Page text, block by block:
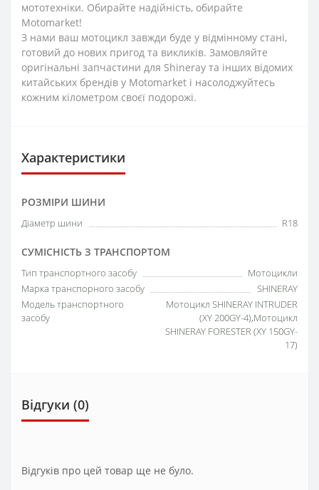
мототехніки. Обирайте надійність, обирайте
Motomarket!
З нами ваш мотоцикл завжди буде у відмінному стані,
готовий до нових пригод та викликів. Замовляйте
оригінальні запчастини для Shineray та інших відомих
китайських брендів у Motomarket і насолоджуйтесь
кожним кілометром своєї подорожі.
Характеристики
РОЗМІРИ ШИНИ
Діаметр шини R18
СУМІСНІСТЬ З ТРАНСПОРТОМ
Тип транспортного засобу
Мотоцикли
Марка транспорного засобу
SHINERAY
Модель транспортного
засобу
Мотоцикл SHINERAY INTRUDER
(XY 200GY-4),Мотоцикл
SHINERAY FORESTER (XY 150GY-
17)
Відгуки (0)
Відгуків про цей товар ще не було.